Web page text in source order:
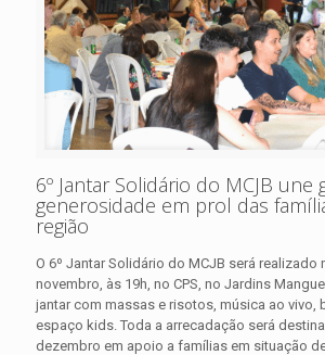
6º Jantar Solidário do MCJB une
generosidade em prol das
região
O 6º Jantar Solidário do MCJB será realizado
novembro, às 19h, no CPS, no Jardins
jantar com massas e risotos, música ao vivo,
espaço kids. Toda a arrecadação será
dezembro em apoio a famílias em situação